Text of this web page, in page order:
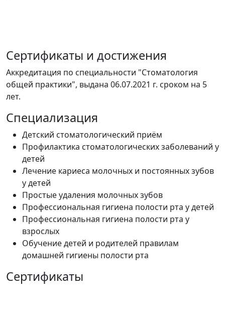
Сертификаты и достижения
Аккредитация по специальности "Стоматология
общей практики", выдана 06.07.2021 г. сроком на 5
лет.
Специализация
Детский стоматологический приём
Профилактика стоматологических заболеваний у
детей
Лечение кариеса молочных и постоянных зубов
у детей
Простые удаления молочных зубов
Профессиональная гигиена полости рта у детей
Профессиональная гигиена полости рта у
взрослых
Обучение детей и родителей правилам
домашней гигиены полости рта
Сертификаты